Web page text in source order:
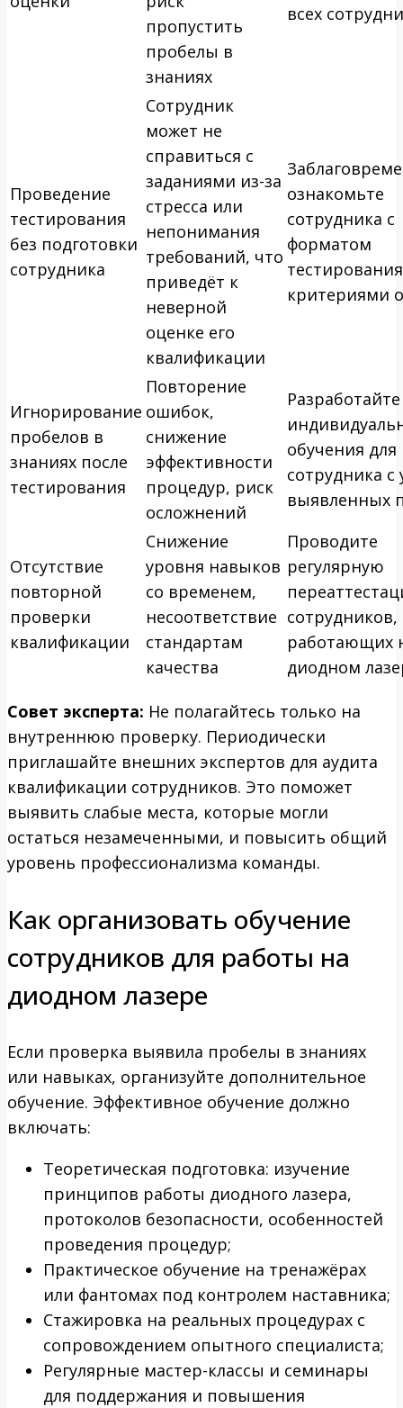
пропустить
пробелы в
знаниях
всех
Проведение
тестирования
без подготовки
сотрудника
Сотрудник
может не
справиться с
заданиями из-за
стресса или
непонимания
требований, что
приведёт к
неверной
оценке его
квалификации
ознакомьте
сотрудника с
форматом
критериями
Игнорирование
пробелов в
знаниях после
тестирования
Повторение
ошибок,
снижение
эффективности
процедур, риск
осложнений
Разработайте
обучения для
сотрудника с
выявленных
Отсутствие
повторной
проверки
квалификации
Снижение
уровня навыков
со временем,
несоответствие
стандартам
качества
Проводите
регулярную
сотрудников,
работающих
диодном
Совет эксперта: Не полагайтесь только на
внутреннюю проверку. Периодически
приглашайте внешних экспертов для аудита
квалификации сотрудников. Это поможет
выявить слабые места, которые могли
остаться незамеченными, и повысить общий
уровень профессионализма команды.
Как организовать обучение
сотрудников для работы на
диодном лазере
Если проверка выявила пробелы в знаниях
или навыках, организуйте дополнительное
обучение. Эффективное обучение должно
включать:
Теоретическая подготовка: изучение
принципов работы диодного лазера,
протоколов безопасности, особенностей
проведения процедур;
Практическое обучение на тренажёрах
или фантомах под контролем наставника;
Стажировка на реальных процедурах с
сопровождением опытного специалиста;
Регулярные мастер-классы и семинары
для поддержания и повышения